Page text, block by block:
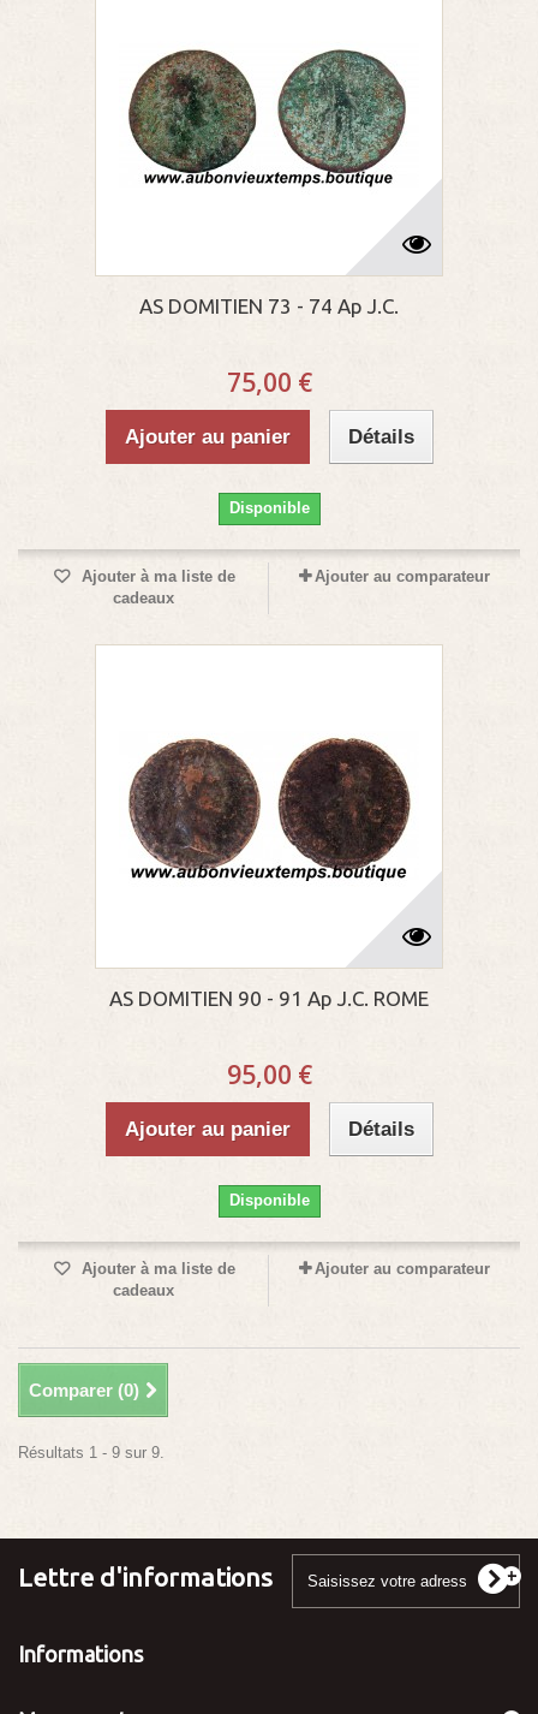
AS DOMITIEN 73 - 74 Ap J.C.
75,00 €
Ajouter au panier Détails
Disponible
Ajouter à ma liste de
cadeaux
Ajouter au comparateur
AS DOMITIEN 90 - 91 Ap J.C. ROME
95,00 €
Ajouter au panier Détails
Disponible
Ajouter à ma liste de
cadeaux
Ajouter au comparateur
Comparer (0)
Résultats 1 - 9 sur 9.
Lettre d'informations
Informations